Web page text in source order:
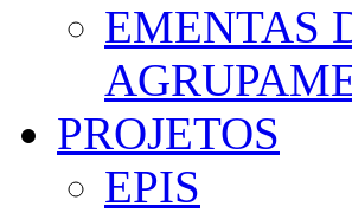
EMENTAS
PROJETOS
EPIS